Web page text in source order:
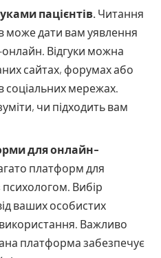
пацієнтів. Читання
може дати вам уявлення
Відгуки можна
сайтах, форумах або
соціальних мережах.
чи підходить вам
для онлайн-
платформ для
психологом. Вибір
ваших особистих
Важливо
платформа забезпечує